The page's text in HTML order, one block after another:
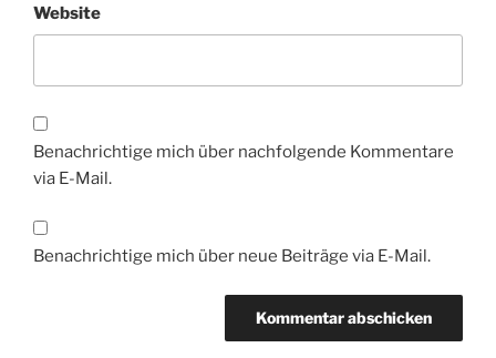
Website
Benachrichtige mich über nachfolgende Kommentare
via E-Mail.
Benachrichtige mich über neue Beiträge via E-Mail.